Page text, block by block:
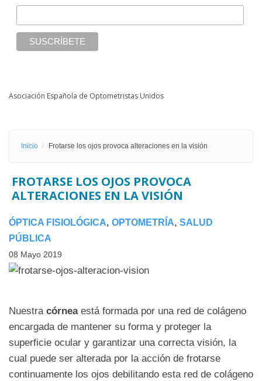
Asociación Española de Optometristas Unidos
Inicio Frotarse los ojos provoca alteraciones en la visión
FROTARSE LOS OJOS PROVOCA
ALTERACIONES EN LA VISIÓN
ÓPTICA FISIOLÓGICA OPTOMETRÍA SALUD
PÚBLICA
08 Mayo 2019
Nuestra córneaestá formada por una red de colágeno
encargada de mantener su forma y proteger la
superficie ocular y garantizar una correcta visión, la
cual puede ser alterada por la acción de frotarse
continuamente los ojos debilitando esta red de colágeno